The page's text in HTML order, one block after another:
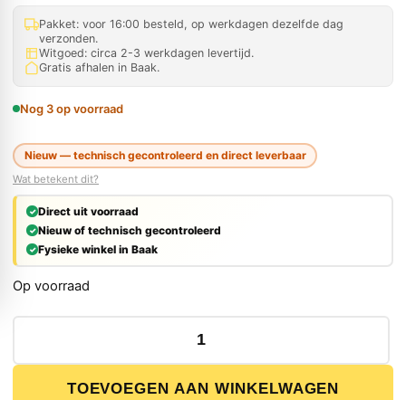
Pakket: voor 16:00 besteld, op werkdagen dezelfde dag
verzonden.
Witgoed: circa 2-3 werkdagen levertijd.
Gratis afhalen in Baak.
Nog 3 op voorraad
Nieuw — technisch gecontroleerd en direct leverbaar
Wat betekent dit?
Direct uit voorraad
Nieuw of technisch gecontroleerd
Fysieke winkel in Baak
Op voorraad
Bahco 4231 Elektronische Schuine Bidetang 119mm
TOEVOEGEN AAN WINKELWAGEN